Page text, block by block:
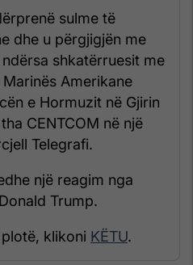
sulme të
dhe u përgjigjën me
shkatërruesit me
Amerikane
e Hormuzit në Gjirin
CENTCOM në një
Telegrafi.
një reagim nga
Trump.
klikoni KËTU.